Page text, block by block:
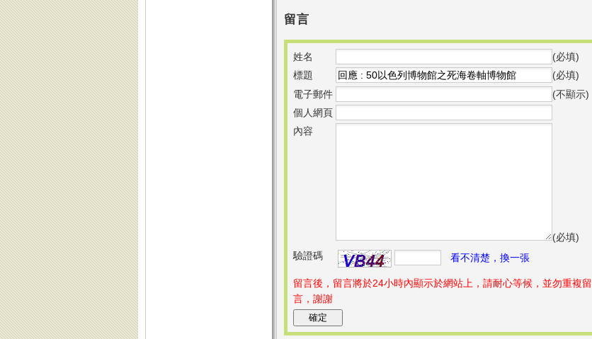
留言
姓名
(必填)
標題
(必填)
電子郵件
(不顯示)
個人網頁
內容
(必填)
驗證碼
看不清楚，換一張
留言後，留言將於24小時內顯示於網站上，請耐心等候，並勿重複留
言，謝謝